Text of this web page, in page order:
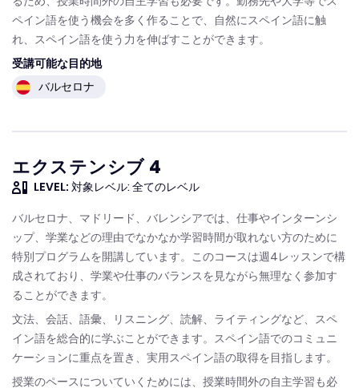
ペイン語を使う機会を多く作ることで、自然にスペイン語に触
れ、スペイン語を使う力を伸ばすことができます。
受講可能な目的地
バルセロナ
エクステンシブ 4
LEVEL: 対象レベル: 全てのレベル
バルセロナ、マドリード、バレンシアでは、仕事やインターンシ
ップ、学業などの理由でなかなか学習時間が取れない方のために
特別プログラムを開講しています。このコースは週4レッスンで構
成されており、学業や仕事のバランスを見ながら無理なく参加す
ることができます。
文法、会話、語彙、リスニング、読解、ライティングなど、スペ
イン語を総合的に学ぶことができます。スペイン語でのコミュニ
ケーションに重点を置き、実用スペイン語の取得を目指します。
授業のペースについていくためには、授業時間外の自主学習も必